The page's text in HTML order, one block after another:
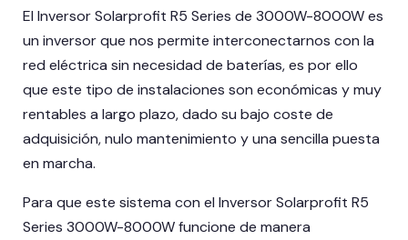
El Inversor Solarprofit R5 Series de 3000W-8000W es
un inversor que nos permite interconectarnos con la
red eléctrica sin necesidad de baterías, es por ello
que este tipo de instalaciones son económicas y muy
rentables a largo plazo, dado su bajo coste de
adquisición, nulo mantenimiento y una sencilla puesta
en marcha.
Para que este sistema con el Inversor Solarprofit R5
Series 3000W-8000W funcione de manera